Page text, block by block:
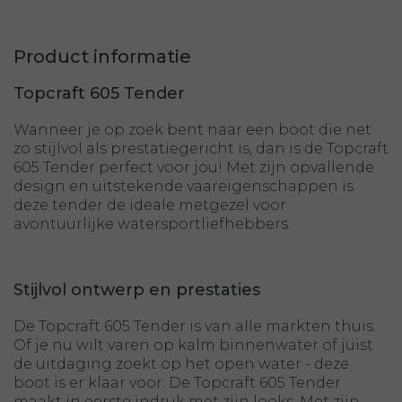
Toplicht - wit rondom schijnend:
Radio met bluetooth :*
2x extra 60-watt speakers :*
12-Volt aansluiting per stuk:*
RVS Vlaggenmast:*
Double lock kabel 5.00 meter :*
Product informatie
Topcraft 605 Tender
Wanneer je op zoek bent naar een boot die net
zo stijlvol als prestatiegericht is, dan is de Topcraft
605 Tender perfect voor jou! Met zijn opvallende
design en uitstekende vaareigenschappen is
deze tender de ideale metgezel voor
avontuurlijke watersportliefhebbers.
Stijlvol ontwerp en prestaties
De Topcraft 605 Tender is van alle markten thuis.
Of je nu wilt varen op kalm binnenwater of juist
de uitdaging zoekt op het open water - deze
boot is er klaar voor. De Topcraft 605 Tender